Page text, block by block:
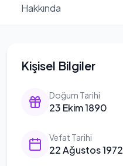
Hakkında
Kişisel Bilgiler
Doğum Tarihi
23 Ekim 1890
Vefat Tarihi
22 Ağustos 1972